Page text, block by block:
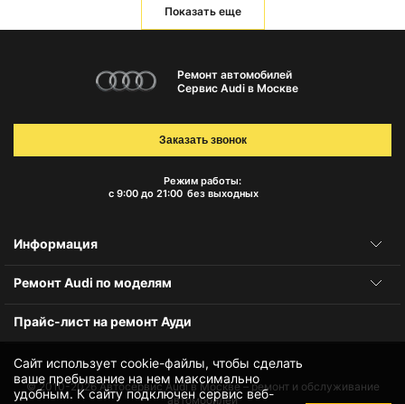
Показать еще
Сайт использует cookie-файлы, чтобы сделать
ваше пребывание на нем максимально
удобным. К cайту подключен сервис веб-
Ремонт автомобилей
Сервис Audi в Москве
Режим работы:
с 9:00 до 21:00 без выходных
Заказать звонок
Информация
Ремонт Audi по моделям
Прайс-лист на ремонт Ауди
© 2010-2026Автосервис Audi в Москве – ремонт и обслуживание
автомобилей